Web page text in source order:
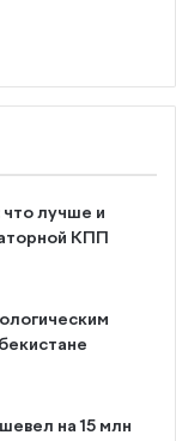
что лучше и
КПП
на 15 млн